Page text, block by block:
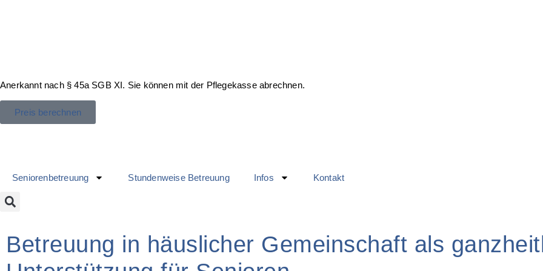
Anerkannt nach § 45a SGB XI. Sie können mit der Pflegekasse abrechnen.
Preis berechnen
Seniorenbetreuung Stundenweise Betreuung Infos Kontakt
Betreuung in häuslicher Gemeinschaft als